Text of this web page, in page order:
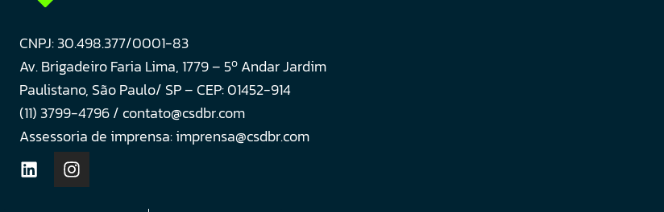
CNPJ: 30.498.377/0001-83
Av. Brigadeiro Faria Lima, 1779 – 5o Andar Jardim
Paulistano, São Paulo/ SP – CEP: 01452-914
(11) 3799-4796 / contato@csdbr.com
Assessoria de imprensa: imprensa@csdbr.com